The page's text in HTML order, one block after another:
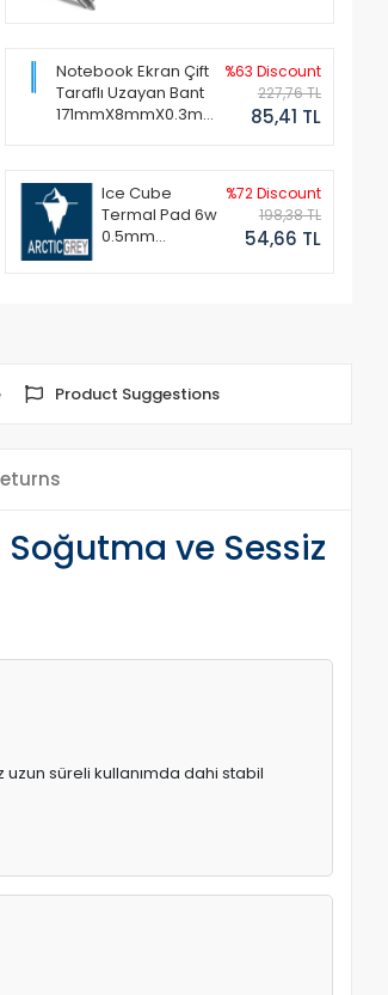
Notebook Ekran Çift
Taraflı Uzayan Bant
171mmX8mmX0.3mm
%63 Discount
227,76 TL
85,41 TL
Ice Cube
Termal Pad 6w
0.5mm
%72 Discount
198,38 TL
54,66 TL
Product Suggestions
ve Sessiz
uzun süreli kullanımda dahi stabil